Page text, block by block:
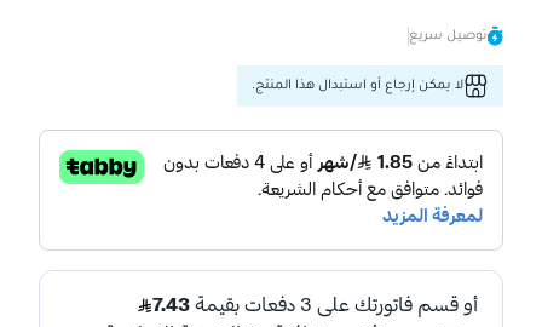
توصيل سريع
لا يمكن إرجاع أو استبدال هذا المنتج.